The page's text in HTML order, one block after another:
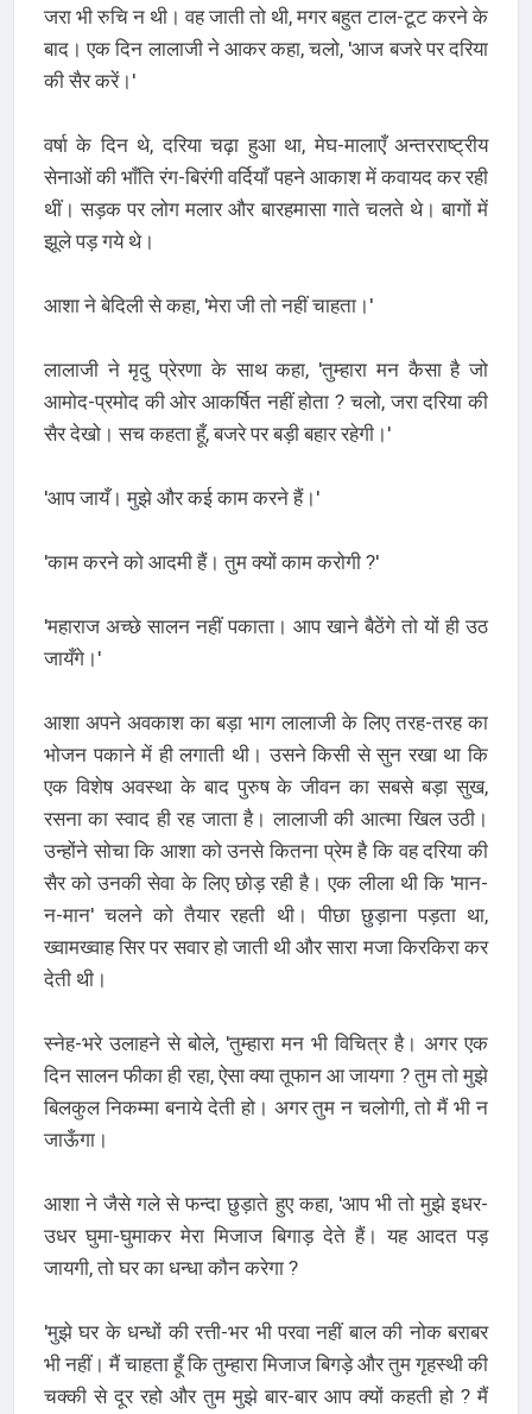
जरा भी रुचि न थी। वह जाती तो थी, मगर बहुत टाल-टूट करने के
बाद। एक दिन लालाजी ने आकर कहा, चलो, 'आज बजरे पर दरिया
की सैर करें।'
वर्षा के दिन थे, दरिया चढ़ा हुआ था, मेघ-मालाएँ अन्तरराष्ट्रीय
सेनाओं की भाँति रंग-बिरंगी वर्दियाँ पहने आकाश में कवायद कर रही
थीं। सड़क पर लोग मलार और बारहमासा गाते चलते थे। बागों में
झूले पड़ गये थे।
आशा ने बेदिली से कहा, 'मेरा जी तो नहीं चाहता।'
लालाजी ने मृदु प्रेरणा के साथ कहा, 'तुम्हारा मन कैसा है जो
आमोद-प्रमोद की ओर आकर्षित नहीं होता ? चलो, जरा दरिया की
सैर देखो। सच कहता हूँ, बजरे पर बड़ी बहार रहेगी।'
'आप जायँ। मुझे और कई काम करने हैं।'
'काम करने को आदमी हैं। तुम क्यों काम करोगी ?'
'महाराज अच्छे सालन नहीं पकाता। आप खाने बैठेंगे तो यों ही उठ
जायँगे।'
आशा अपने अवकाश का बड़ा भाग लालाजी के लिए तरह-तरह का
भोजन पकाने में ही लगाती थी। उसने किसी से सुन रखा था कि
एक विशेष अवस्था के बाद पुरुष के जीवन का सबसे बड़ा सुख,
रसना का स्वाद ही रह जाता है। लालाजी की आत्मा खिल उठी।
उन्होंने सोचा कि आशा को उनसे कितना प्रेम है कि वह दरिया की
सैर को उनकी सेवा के लिए छोड़ रही है। एक लीला थी कि 'मान-
न-मान' चलने को तैयार रहती थी। पीछा छुड़ाना पड़ता था,
ख्वामख्वाह सिर पर सवार हो जाती थी और सारा मजा किरकिरा कर
देती थी।
स्नेह-भरे उलाहने से बोले, 'तुम्हारा मन भी विचित्र है। अगर एक
दिन सालन फीका ही रहा, ऐसा क्या तूफान आ जायगा ? तुम तो मुझे
बिलकुल निकम्मा बनाये देती हो। अगर तुम न चलोगी, तो मैं भी न
जाऊँगा।
आशा ने जैसे गले से फन्दा छुड़ाते हुए कहा, 'आप भी तो मुझे इधर-
उधर घुमा-घुमाकर मेरा मिजाज बिगाड़ देते हैं। यह आदत पड़
जायगी, तो घर का धन्धा कौन करेगा ?
'मुझे घर के धन्धों की रत्ती-भर भी परवा नहीं बाल की नोक बराबर
भी नहीं। मैं चाहता हूँ कि तुम्हारा मिजाज बिगड़े और तुम गृहस्थी की
चक्की से दूर रहो और तुम मुझे बार-बार आप क्यों कहती हो ? मैं